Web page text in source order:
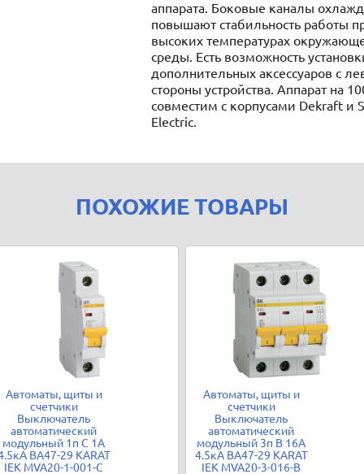
аппарата. Боковые каналы
повышают стабильность работы
высоких температурах
среды. Есть возможность
дополнительных аксессуаров с
стороны устройства. Аппарат на
совместим с корпусами Dekraft и
Electric.
ПОХОЖИЕ ТОВАРЫ
Автоматы, щиты и
счетчики
Выключатель
автоматический
модульный 1п C 1А
ВА47-29 KARAT
IEK MVA20-1-001-C
Автоматы, щиты и
счетчики
Выключатель
автоматический
модульный 3п B 16А
4.5кА ВА47-29 KARAT
IEK MVA20-3-016-B